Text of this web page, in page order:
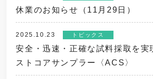
休業のお知らせ（11月29日）
2025.10.23 トピックス
安全・迅速・正確な試料採取を実
ストコアサンプラー〈ACS〉